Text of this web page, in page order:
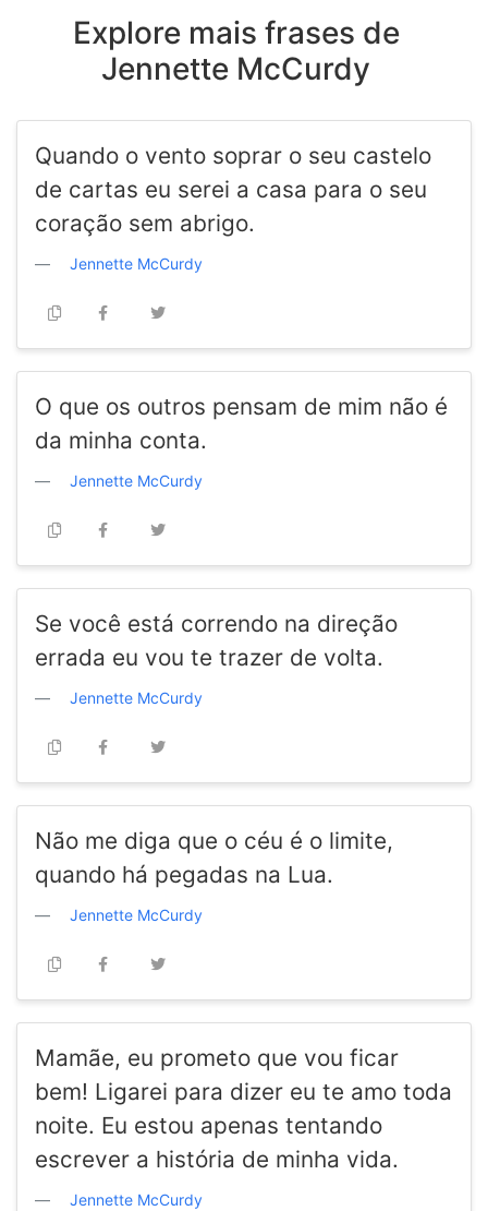
Explore mais frases de
Jennette McCurdy
Quando o vento soprar o seu castelo
de cartas eu serei a casa para o seu
coração sem abrigo.
Jennette McCurdy
O que os outros pensam de mim não é
da minha conta.
Jennette McCurdy
Se você está correndo na direção
errada eu vou te trazer de volta.
Jennette McCurdy
Não me diga que o céu é o limite,
quando há pegadas na Lua.
Jennette McCurdy
Mamãe, eu prometo que vou ficar
bem! Ligarei para dizer eu te amo toda
noite. Eu estou apenas tentando
escrever a história de minha vida.
Jennette McCurdy